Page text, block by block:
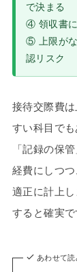
で決まる
④ 領収書に
⑤ 上限がな
認リスク
接待交際費
すい科目で
「記録の保
経費にしつ
適正に計上
すると確実で
あわせて